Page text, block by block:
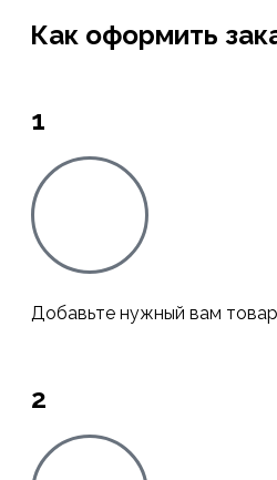
Как оформить
1
Добавьте нужный вам
2